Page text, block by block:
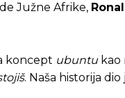
Južne Afrike,
koncept ubuntu kao
. Naša historija dio